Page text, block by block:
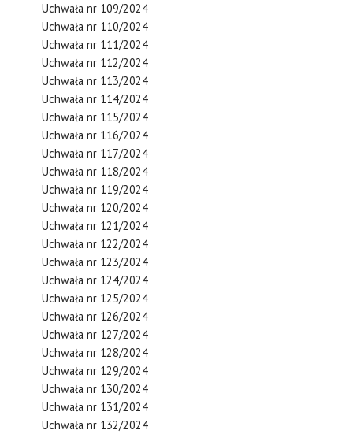
Uchwała nr 109/2024
Uchwała nr 110/2024
Uchwała nr 111/2024
Uchwała nr 112/2024
Uchwała nr 113/2024
Uchwała nr 114/2024
Uchwała nr 115/2024
Uchwała nr 116/2024
Uchwała nr 117/2024
Uchwała nr 118/2024
Uchwała nr 119/2024
Uchwała nr 120/2024
Uchwała nr 121/2024
Uchwała nr 122/2024
Uchwała nr 123/2024
Uchwała nr 124/2024
Uchwała nr 125/2024
Uchwała nr 126/2024
Uchwała nr 127/2024
Uchwała nr 128/2024
Uchwała nr 129/2024
Uchwała nr 130/2024
Uchwała nr 131/2024
Uchwała nr 132/2024